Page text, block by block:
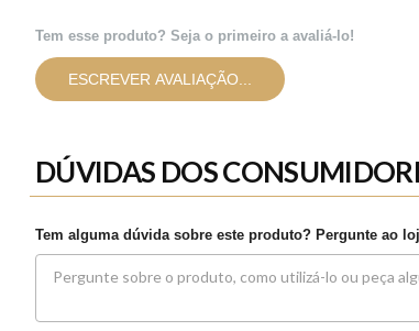
Tem esse produto? Seja o primeiro a avaliá-lo!
ESCREVER AVALIAÇÃO...
DÚVIDAS DOS
Tem alguma dúvida sobre este produto? Pergunte ao